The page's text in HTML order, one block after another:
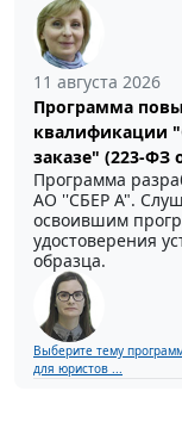
11 августа 2026
Программа
квалификации
заказе" (223-ФЗ
Программа
АО ''СБЕР А".
освоившим
удостоверения
образца.
Выберите тему
для юристов ...